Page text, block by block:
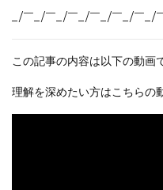
_/￣_/￣_/￣_/￣_/￣_/￣
この記事の内容は以下の動画
理解を深めたい方はこちらの